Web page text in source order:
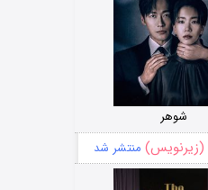
شوهر
منتشر شد